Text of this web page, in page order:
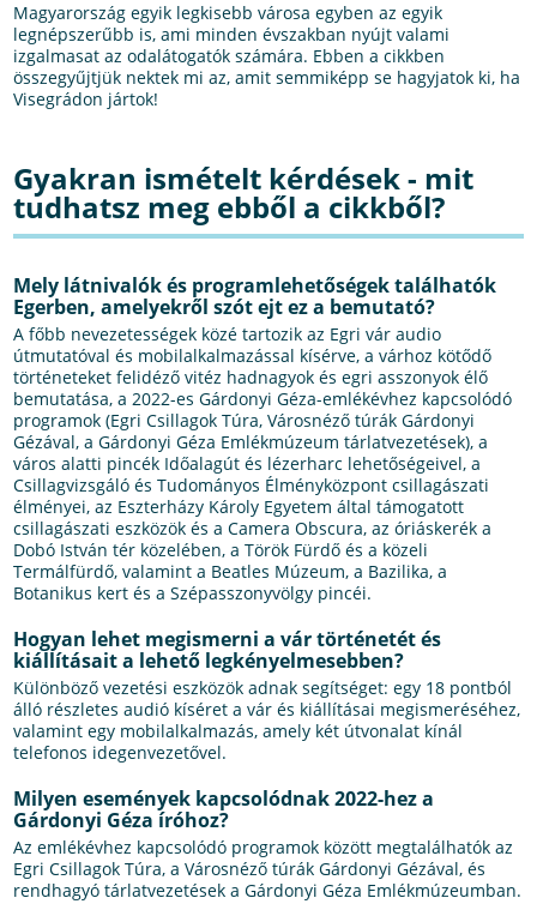
Magyarország egyik legkisebb városa egyben az egyik
legnépszerűbb is, ami minden évszakban nyújt valami
izgalmasat az odalátogatók számára. Ebben a cikkben
összegyűjtjük nektek mi az, amit semmiképp se hagyjatok ki, ha
Visegrádon jártok!
Gyakran ismételt kérdések - mit
tudhatsz meg ebből a cikkből?
Mely látnivalók és programlehetőségek találhatók
Egerben, amelyekről szót ejt ez a bemutató?
A főbb nevezetességek közé tartozik az Egri vár audio
útmutatóval és mobilalkalmazással kísérve, a várhoz kötődő
történeteket felidéző vitéz hadnagyok és egri asszonyok élő
bemutatása, a 2022-es Gárdonyi Géza-emlékévhez kapcsolódó
programok (Egri Csillagok Túra, Városnéző túrák Gárdonyi
Gézával, a Gárdonyi Géza Emlékmúzeum tárlatvezetések), a
város alatti pincék Időalagút és lézerharc lehetőségeivel, a
Csillagvizsgáló és Tudományos Élményközpont csillagászati
élményei, az Eszterházy Károly Egyetem által támogatott
csillagászati eszközök és a Camera Obscura, az óriáskerék a
Dobó István tér közelében, a Török Fürdő és a közeli
Termálfürdő, valamint a Beatles Múzeum, a Bazilika, a
Botanikus kert és a Szépasszonyvölgy pincéi.
Hogyan lehet megismerni a vár történetét és
kiállításait a lehető legkényelmesebben?
Különböző vezetési eszközök adnak segítséget: egy 18 pontból
álló részletes audió kíséret a vár és kiállításai megismeréséhez,
valamint egy mobilalkalmazás, amely két útvonalat kínál
telefonos idegenvezetővel.
Milyen események kapcsolódnak 2022-hez a
Gárdonyi Géza íróhoz?
Az emlékévhez kapcsolódó programok között megtalálhatók az
Egri Csillagok Túra, a Városnéző túrák Gárdonyi Gézával, és
rendhagyó tárlatvezetések a Gárdonyi Géza Emlékmúzeumban.